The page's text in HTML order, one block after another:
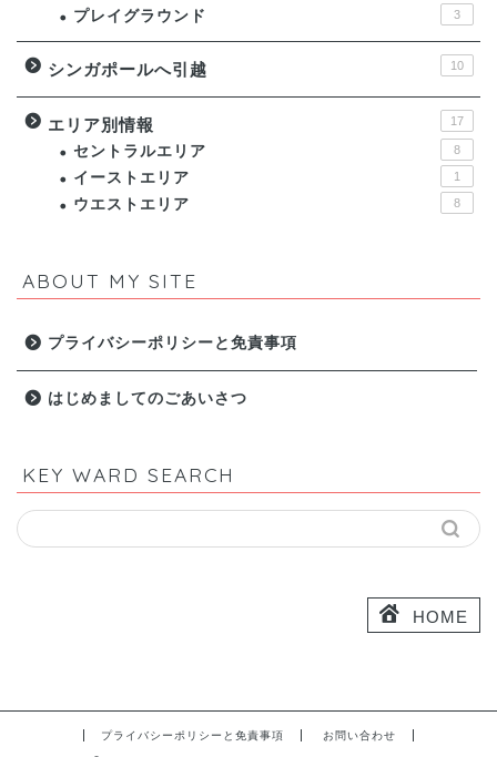
プレイグラウンド 3
シンガポールへ引越 10
エリア別情報 17
セントラルエリア 8
イーストエリア 1
ウエストエリア 8
ABOUT MY SITE
プライバシーポリシーと免責事項
はじめましてのごあいさつ
KEY WARD SEARCH
HOME
プライバシーポリシーと免責事項 お問い合わせ